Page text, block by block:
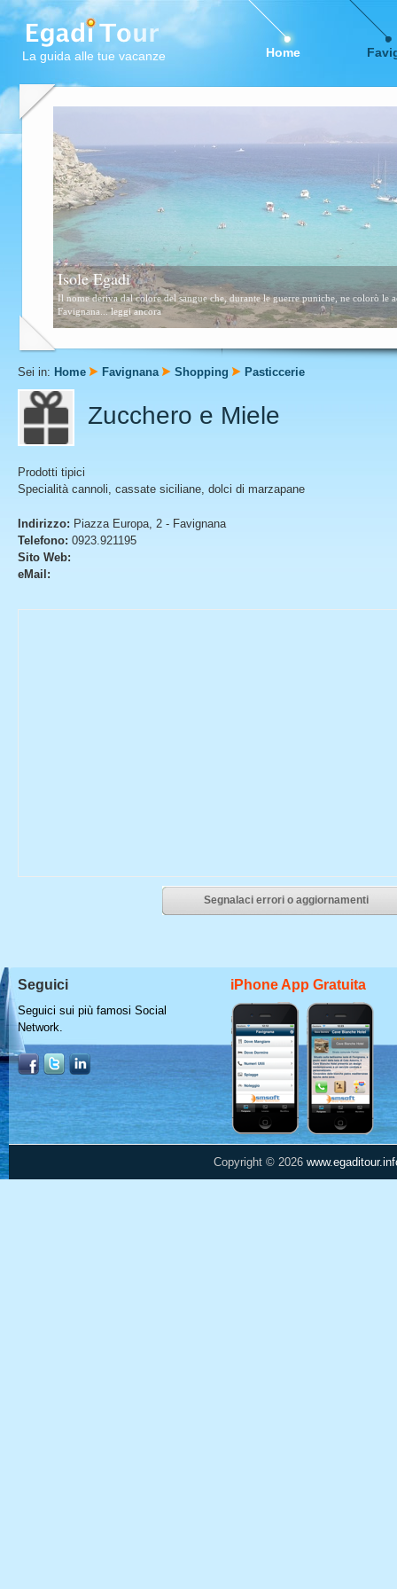
La guida alle tue vacanze Home
Favignana
Questa zona è formata da scogli e piccolissime calette sabbiose. Consigliata a
Sei in: Home Favignana Shopping Pasticcerie
Zucchero e Miele
Prodotti tipici
Specialità cannoli, cassate siciliane, dolci di marzapane
Indirizzo: Piazza Europa, 2 - Favignana
Telefono: 0923.921195
Sito Web:
eMail:
Segnalaci errori o aggiornamenti
Seguici
Seguici sui più famosi Social
Network.
iPhone App Gratuita
Copyright © 2026